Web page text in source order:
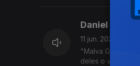
Daniel
11 jun. 2026
"Malva Globo" é
deles o vocalista